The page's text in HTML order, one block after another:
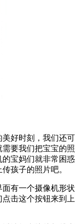
好时刻，我们还可
要我们把宝宝的照
的宝妈们就非常困惑
孩子的照片吧。
有一个摄像机形状
击这个按钮来到上